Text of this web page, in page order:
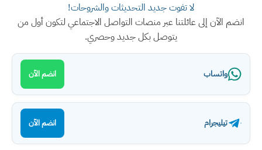
لا تفوت جديد التحديثات والشروحات!
انضم الآن إلى عائلتنا عبر منصات التواصل الاجتماعي لتكون أول من
يتوصل بكل جديد وحصري.
واتساب انضم الآن
تيليجرام انضم الآن